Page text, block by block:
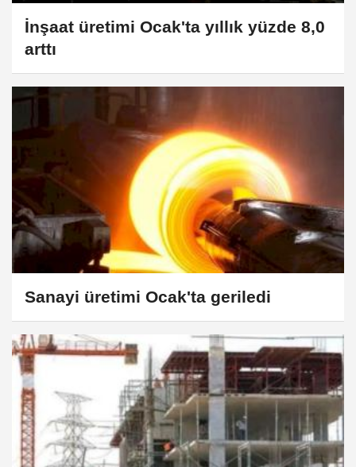
İnşaat üretimi Ocak'ta yıllık yüzde 8,0
arttı
Sanayi üretimi Ocak'ta geriledi